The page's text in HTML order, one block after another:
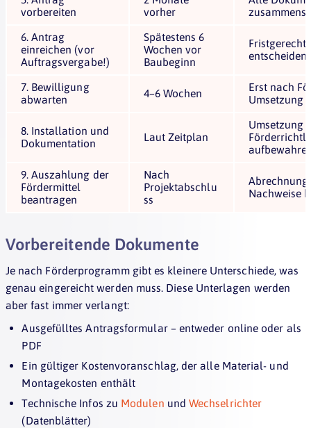
vorbereiten
vorher
6. Antrag
einreichen (vor
Auftragsvergabe!)
Spätestens 6
Wochen vor
Baubeginn
7. Bewilligung
abwarten
4–6 Wochen
Erst nach
Umsetzung
8. Installation und
Dokumentation
Laut Zeitplan
Umsetzung
9. Auszahlung der
Fördermittel
beantragen
Nach
Projektabschlu
ss
Nachweise
Vorbereitende Dokumente
Je nach Förderprogramm gibt es kleinere Unterschiede, was
genau eingereicht werden muss. Diese Unterlagen werden
aber fast immer verlangt:
Ausgefülltes Antragsformular – entweder online oder als
PDF
Ein gültiger Kostenvoranschlag, der alle Material- und
Montagekosten enthält
Technische Infos zu Modulen undWechselrichter
(Datenblätter)